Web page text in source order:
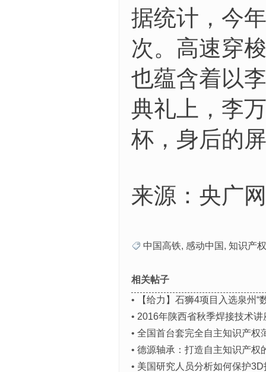
据统计，今
次。高速穿
也蕴含着以
典礼上，李
杯，身后的
来源：央广
中国高铁, 感动中国 , 知识产权
相关帖子
•
【给力】石狮4项目入选泉州“
• 2016年陕西省秋季焊接技术讲
• 全国首台套完全自主知识产权
• 德源轴承：打造自主知识产权
• 美国研究人员分析如何保护